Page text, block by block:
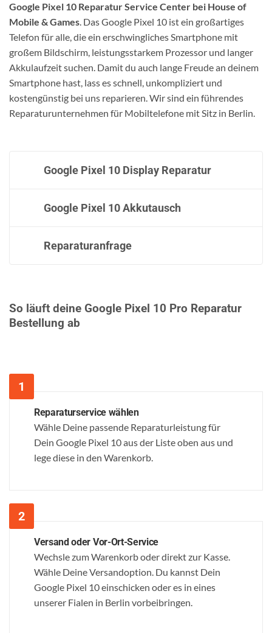
Google Pixel 10 Reparatur Service Center bei House of
Mobile & Games. Das Google Pixel 10 ist ein großartiges
Telefon für alle, die ein erschwingliches Smartphone mit
großem Bildschirm, leistungsstarkem Prozessor und langer
Akkulaufzeit suchen. Damit du auch lange Freude an deinem
Smartphone hast, lass es schnell, unkompliziert und
kostengünstig bei uns reparieren. Wir sind ein führendes
Reparaturunternehmen für Mobiltelefone mit Sitz in Berlin.
Google Pixel 10 Display Reparatur
Google Pixel 10 Akkutausch
Reparaturanfrage
So läuft deine Google Pixel 10 Pro Reparatur
Bestellung ab
Reparaturservice wählen
Wähle Deine passende Reparaturleistung für
Dein Google Pixel 10 aus der Liste oben aus und
lege diese in den Warenkorb.
Versand oder Vor-Ort-Service
Wechsle zum Warenkorb oder direkt zur Kasse.
Wähle Deine Versandoption. Du kannst Dein
Google Pixel 10 einschicken oder es in eines
unserer Fialen in Berlin vorbeibringen.